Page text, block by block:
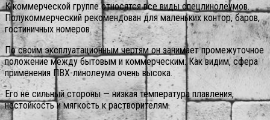
К коммерческой группе относятся все виды спецлинолеумов.
Полукоммерческий рекомендован для маленьких контор, баров,
гостиничных номеров.
По своим эксплуатационным чертям он занимает промежуточное
положение между бытовым и коммерческим. Как видим, сфера
применения ПВХ-линолеума очень высока.
Его не сильный стороны — низкая температура плавления,
нестойкость и мягкость к растворителям.